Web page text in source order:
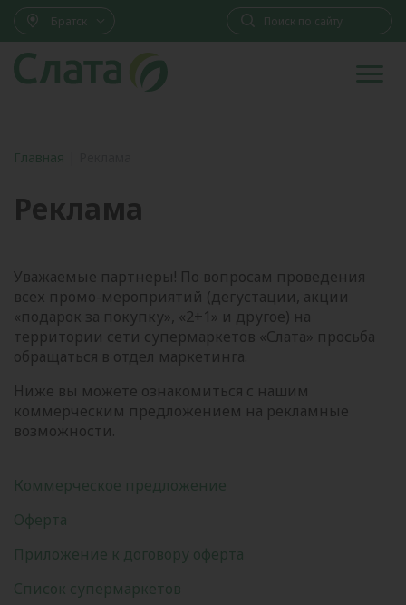
Братск
Главная
Реклама
Уважаемые партнеры! По вопросам проведения
всех промо-мероприятий (дегустации, акции
«подарок за покупку», «2+1» и другое) на
территории сети супермаркетов «Слата» просьба
обращаться в отдел маркетинга.
Ниже вы можете ознакомиться с нашим
коммерческим предложением на рекламные
возможности.
Коммерческое предложение
Оферта
Приложение к договору оферта
Список супермаркетов